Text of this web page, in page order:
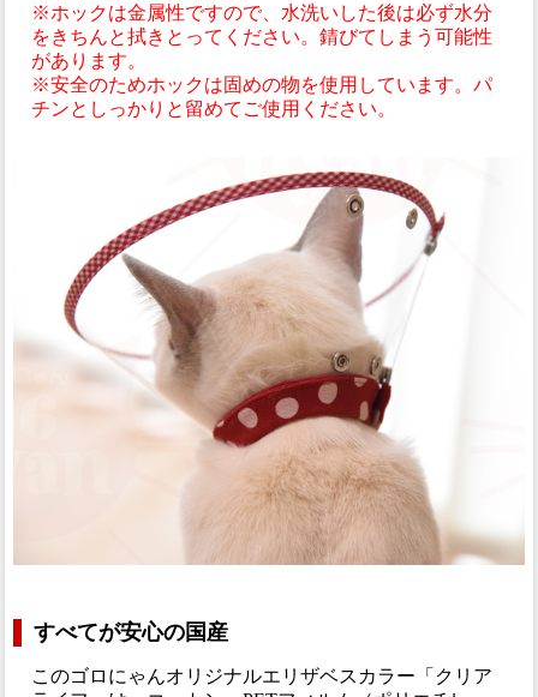
※ホックは金属性ですので、水洗いした後は必ず水分
をきちんと拭きとってください。錆びてしまう可能性
があります。
※安全のためホックは固めの物を使用しています。パ
チンとしっかりと留めてご使用ください。
すべてが安心の国産
このゴロにゃんオリジナルエリザベスカラー「クリア